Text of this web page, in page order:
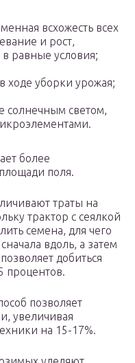
всхожесть всех
и рост,
равные условия;
ходе уборки урожая;
солнечным светом,
более
поля.
траты на
трактор с сеялкой
семена, для чего
вдоль, а затем
добиться
процентов.
позволяет
увеличивая
на 15-17%.